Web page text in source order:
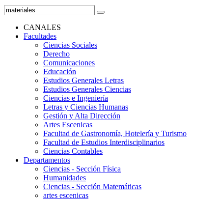
CANALES
Facultades
Ciencias Sociales
Derecho
Comunicaciones
Educación
Estudios Generales Letras
Estudios Generales Ciencias
Ciencias e Ingeniería
Letras y Ciencias Humanas
Gestión y Alta Dirección
Artes Escenicas
Facultad de Gastronomía, Hotelería y Turismo
Facultad de Estudios Interdisciplinarios
Ciencias Contables
Departamentos
Ciencias - Sección Física
Humanidades
Ciencias - Sección Matemáticas
artes escenicas